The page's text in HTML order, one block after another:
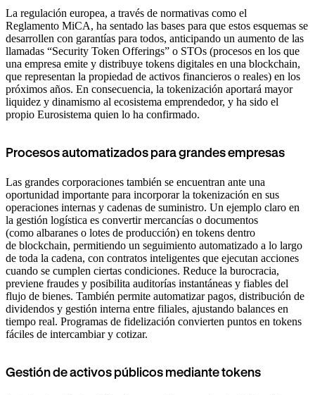
La regulación europea, a través de normativas como el
Reglamento MiCA, ha sentado las bases para que estos esquemas se
desarrollen con garantías para todos, anticipando un aumento de las
llamadas “Security Token Offerings” o STOs (procesos en los que
una empresa emite y distribuye tokens digitales en una blockchain,
que representan la propiedad de activos financieros o reales) en los
próximos años. En consecuencia, la tokenización aportará mayor
liquidez y dinamismo al ecosistema emprendedor, y ha sido el
propio Eurosistema quien lo ha confirmado.
Procesos automatizados para grandes empresas
Las grandes corporaciones también se encuentran ante una
oportunidad importante para incorporar la tokenización en sus
operaciones internas y cadenas de suministro. Un ejemplo claro en
la gestión logística es convertir mercancías o documentos
(como albaranes o lotes de producción) en tokens dentro
de blockchain, permitiendo un seguimiento automatizado a lo largo
de toda la cadena, con contratos inteligentes que ejecutan acciones
cuando se cumplen ciertas condiciones. Reduce la burocracia,
previene fraudes y posibilita auditorías instantáneas y fiables del
flujo de bienes. También permite automatizar pagos, distribución de
dividendos y gestión interna entre filiales, ajustando balances en
tiempo real. Programas de fidelización convierten puntos en tokens
fáciles de intercambiar y cotizar.
Gestión de activos públicos mediante tokens